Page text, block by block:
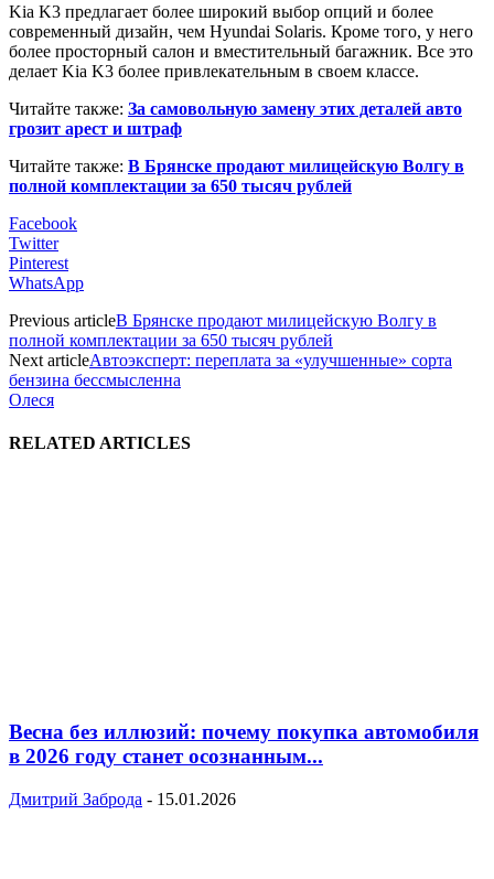
Kia K3 предлагает более широкий выбор опций и более
современный дизайн, чем Hyundai Solaris. Кроме того, у него
более просторный салон и вместительный багажник. Все это
делает Kia K3 более привлекательным в своем классе.
Читайте также: За самовольную замену этих деталей авто
грозит арест и штраф
Читайте также: В Брянске продают милицейскую Волгу в
полной комплектации за 650 тысяч рублей
Facebook
Twitter
Pinterest
WhatsApp
Previous articleВ Брянске продают милицейскую Волгу в
полной комплектации за 650 тысяч рублей
Next articleАвтоэксперт: переплата за «улучшенные» сорта
бензина бессмысленна
Олеся
RELATED ARTICLES
Весна без иллюзий: почему покупка автомобиля
в 2026 году станет осознанным...
Дмитрий Заброда - 15.01.2026